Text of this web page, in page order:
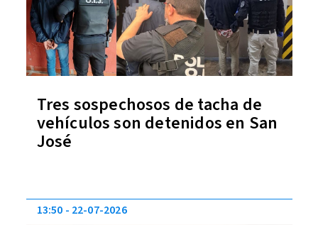
Tres sospechosos de tacha de
vehículos son detenidos en San
José
13:50 22-07-2026